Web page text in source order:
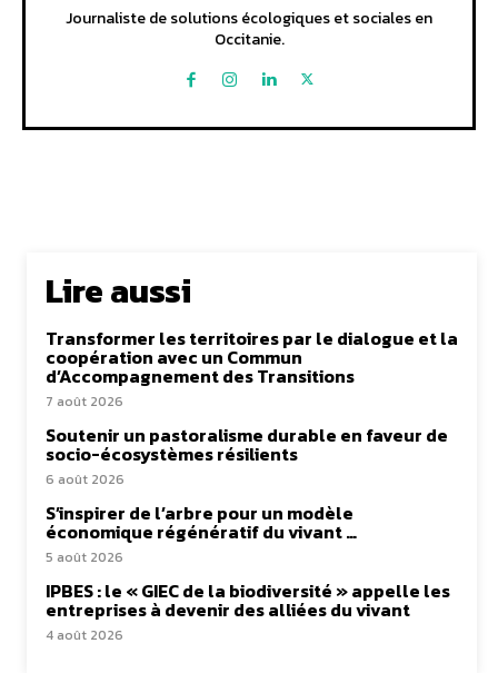
Journaliste de solutions écologiques et sociales en
Occitanie.
Lire aussi
Transformer les territoires par le dialogue et la
coopération avec un Commun
d’Accompagnement des Transitions
7 août 2026
Soutenir un pastoralisme durable en faveur de
socio-écosystèmes résilients
6 août 2026
S’inspirer de l’arbre pour un modèle
économique régénératif du vivant …
5 août 2026
IPBES : le « GIEC de la biodiversité » appelle les
entreprises à devenir des alliées du vivant
4 août 2026